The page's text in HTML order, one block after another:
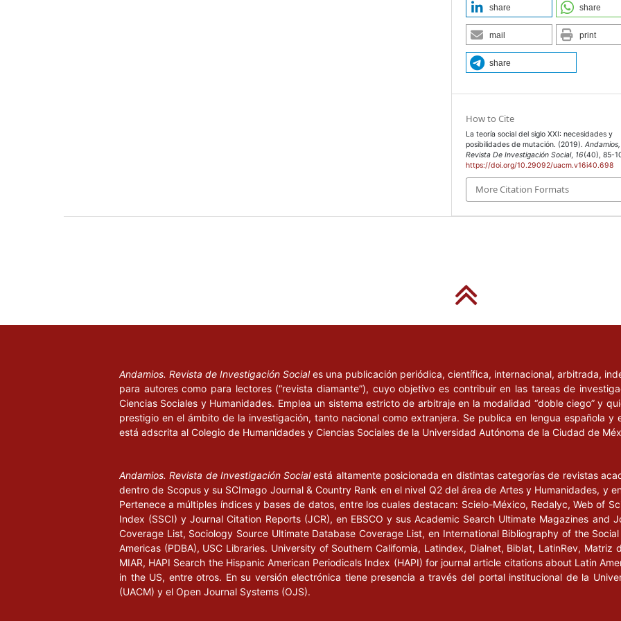
share share
mail print
share
How to Cite
La teoría social del siglo XXI: necesidades y
posibilidades de mutación. (2019).Andamios,
Revista De Investigación Social, 16(40), 85-
https://doi.org/10.29092/uacm.v16i40.698
More Citation Formats
Andamios. Revista de Investigación Sociales una publicación periódica, científica, internacional, arbitrada,
para autores como para lectores (“revista diamante”), cuyo objetivo es contribuir en las tareas de
Ciencias Sociales y Humanidades. Emplea un sistema estricto de arbitraje en la modalidad “doble ciego” y
prestigio en el ámbito de la investigación, tanto nacional como extranjera. Se publica en lengua española
está adscrita al Colegio de Humanidades y Ciencias Sociales de la Universidad Autónoma de la Ciudad de
Andamios. Revista de Investigación Socialestá altamente posicionada en distintas categorías de revistas
dentro de Scopus y su SCImago Journal & Country Rank en el nivel Q2 del área de Artes y Humanidades, y
Pertenece a múltiples índices y bases de datos, entre los cuales destacan: Scielo-México, Redalyc, Web of
Index (SSCI) y Journal Citation Reports (JCR), en EBSCO y sus Academic Search Ultimate Magazines and
Coverage List, Sociology Source Ultimate Database Coverage List, en International Bibliography of the
Americas (PDBA), USC Libraries. University of Southern California, Latindex, Dialnet, Biblat, LatinRev, Matriz
MIAR, HAPI Search the Hispanic American Periodicals Index (HAPI) for journal article citations about Latin
in the US, entre otros. En su versión electrónica tiene presencia a través del portal institucional de la
(UACM) y el Open Journal Systems (OJS).